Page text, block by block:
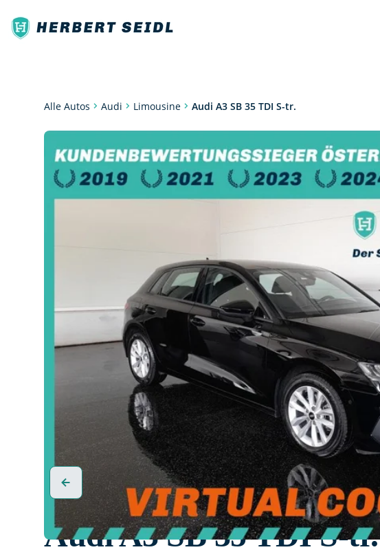
Alle Autos Audi Limousine Audi A3 SB 35 TDI S-tr.
Audi A3 SB 35 TDI S-tr.